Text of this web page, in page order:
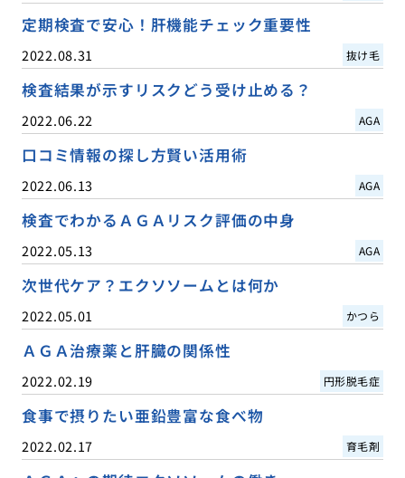
定期検査で安心！肝機能チェック重要性
2022.08.31 抜け毛
検査結果が示すリスクどう受け止める？
2022.06.22 AGA
口コミ情報の探し方賢い活用術
2022.06.13 AGA
検査でわかるＡＧＡリスク評価の中身
2022.05.13 AGA
次世代ケア？エクソソームとは何か
2022.05.01 かつら
ＡＧＡ治療薬と肝臓の関係性
2022.02.19 円形脱毛症
食事で摂りたい亜鉛豊富な食べ物
2022.02.17 育毛剤